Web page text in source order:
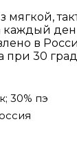
мягкой,
каждый
в
при 30
30% пэ